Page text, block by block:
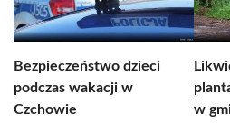
Bezpieczeństwo dzieci
podczas wakacji w
Czchowie
w